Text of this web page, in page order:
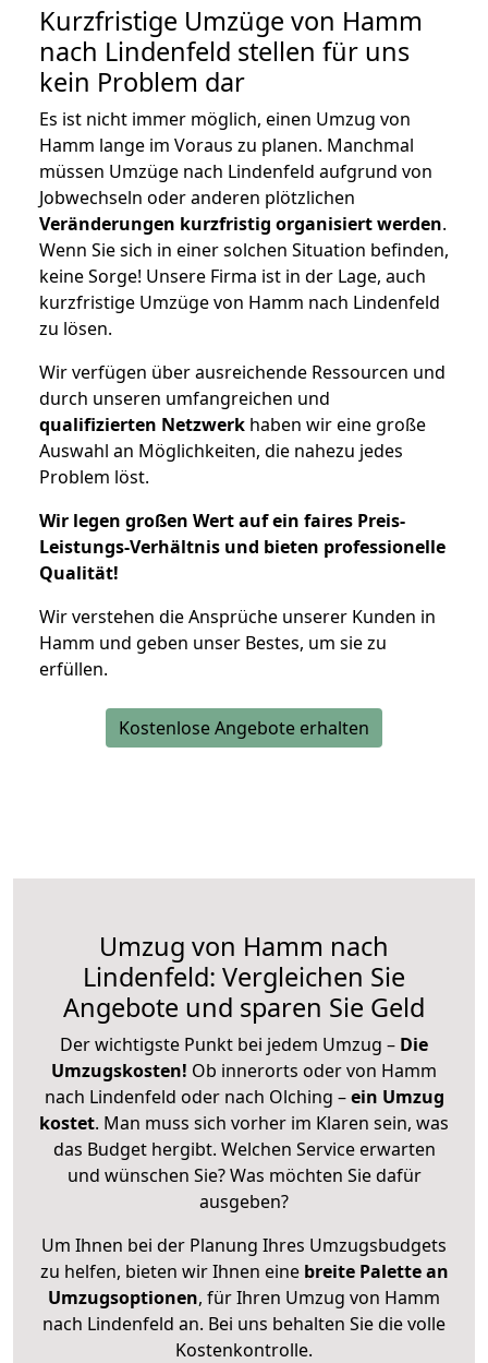
Kurzfristige Umzüge von Hamm
nach Lindenfeld stellen für uns
kein Problem dar
Es ist nicht immer möglich, einen Umzug von
Hamm lange im Voraus zu planen. Manchmal
müssen Umzüge nach Lindenfeld aufgrund von
Jobwechseln oder anderen plötzlichen
Veränderungen kurzfristig organisiert werden.
Wenn Sie sich in einer solchen Situation befinden,
keine Sorge! Unsere Firma ist in der Lage, auch
kurzfristige Umzüge von Hamm nach Lindenfeld
zu lösen.
Wir verfügen über ausreichende Ressourcen und
durch unseren umfangreichen und
qualifizierten Netzwerk haben wir eine große
Auswahl an Möglichkeiten, die nahezu jedes
Problem löst.
Wir legen großen Wert auf ein faires Preis-
Leistungs-Verhältnis und bieten professionelle
Qualität!
Wir verstehen die Ansprüche unserer Kunden in
Hamm und geben unser Bestes, um sie zu
erfüllen.
Kostenlose Angebote erhalten
Umzug von Hamm nach
Lindenfeld: Vergleichen Sie
Angebote und sparen Sie Geld
Der wichtigste Punkt bei jedem Umzug – Die
Umzugskosten! Ob innerorts oder von Hamm
nach Lindenfeld oder nach Olching –ein Umzug
kostet. Man muss sich vorher im Klaren sein, was
das Budget hergibt. Welchen Service erwarten
und wünschen Sie? Was möchten Sie dafür
ausgeben?
Um Ihnen bei der Planung Ihres Umzugsbudgets
zu helfen, bieten wir Ihnen eine breite Palette an
Umzugsoptionen, für Ihren Umzug von Hamm
nach Lindenfeld an. Bei uns behalten Sie die volle
Kostenkontrolle.